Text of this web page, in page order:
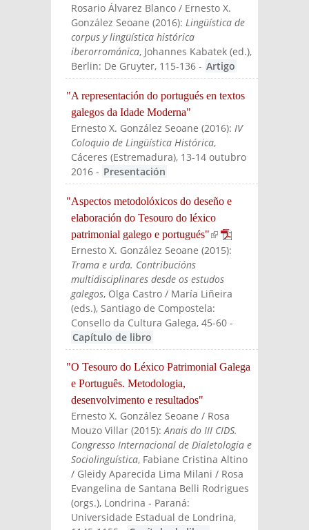
Rosario Álvarez Blanco / Ernesto X.
González Seoane (2016): Lingüística de
corpus y lingüística histórica
iberorrománica, Johannes Kabatek (ed.),
Berlin: De Gruyter, 115-136 - Artigo
"A representación do portugués en textos
galegos da Idade Moderna"
Ernesto X. González Seoane (2016):IV
Coloquio de Lingüística Histórica,
Cáceres (Estremadura), 13-14 outubro
2016 - Presentación
"Aspectos metodolóxicos do deseño e
elaboración do Tesouro do léxico
patrimonial galego e portugués"(link is
external)
Ernesto X. González Seoane (2015):
Trama e urda. Contribucións
multidisciplinares desde os estudos
galegos, Olga Castro / María Liñeira
(eds.), Santiago de Compostela:
Consello da Cultura Galega, 45-60 -
Capítulo de libro
"O Tesouro do Léxico Patrimonial Galega
e Português. Metodologia,
desenvolvimento e resultados"
Ernesto X. González Seoane / Rosa
Mouzo Villar (2015):Anais do III CIDS.
Congresso Internacional de Dialetologia e
Sociolinguística, Fabiane Cristina Altino
/ Gleidy Aparecida Lima Milani / Rosa
Evangelina de Santana Belli Rodrigues
(orgs.), Londrina - Paraná:
Universidade Estadual de Londrina,